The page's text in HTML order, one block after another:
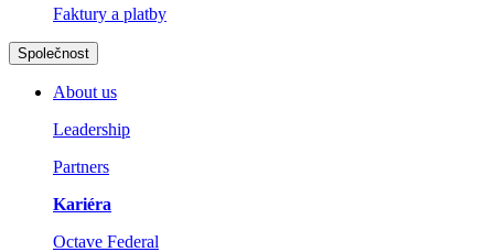
Faktury a platby
Společnost
About us
Leadership
Partners
Kariéra
Octave Federal